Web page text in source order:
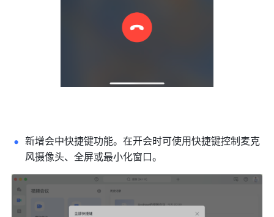
新增会中快捷键功能。在开会时可使用快捷键控制麦克
风摄像头、全屏或最小化窗口。